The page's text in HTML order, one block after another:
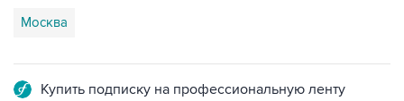
Москва
Купить подписку на профессиональную ленту